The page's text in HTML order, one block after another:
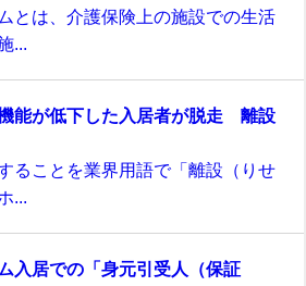
とは、介護保険上の施設での生活
...
能が低下した入居者が脱走 離設
ることを業界用語で「離設（りせ
...
入居での「身元引受人（保証